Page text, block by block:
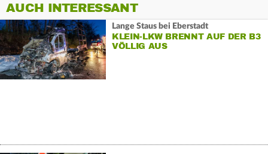
AUCH INTERESSANT
Lange Staus bei Eberstadt
KLEIN-LKW BRENNT AUF DER B3
VÖLLIG AUS